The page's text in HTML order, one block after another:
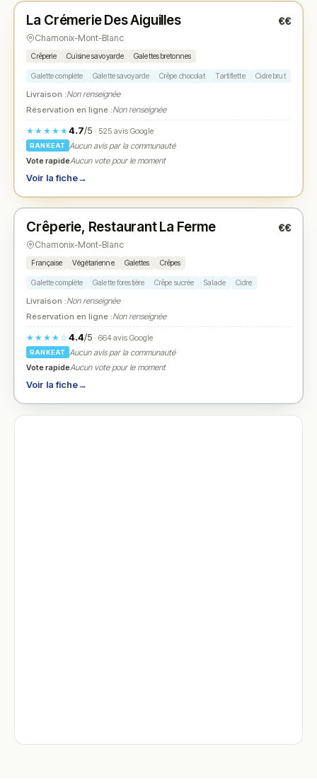
★ N° 1
La Crémerie Des Aiguilles €€
Chamonix-Mont-Blanc
Crêperie Cuisine savoyarde Galettes bretonnes
Galette complète Galette savoyarde Crêpe chocolat Tartiflette Cidre brut
Livraison :Non renseignée
Réservation en ligne :Non renseignée
★★★★★4.7/5· 525 avis Google
RANKEAT
Aucun avis par la communauté
Vote rapideAucun vote pour le moment
Voir la fiche→
★ N° 2
Crêperie, Restaurant La Ferme €€
Chamonix-Mont-Blanc
Française Végétarienne Galettes Crêpes
Galette complète Galette forestière Crêpe sucrée Salade Cidre
Livraison :Non renseignée
Réservation en ligne :Non renseignée
★★★★☆4.4/5· 664 avis Google
RANKEAT
Aucun avis par la communauté
Vote rapideAucun vote pour le moment
Voir la fiche→